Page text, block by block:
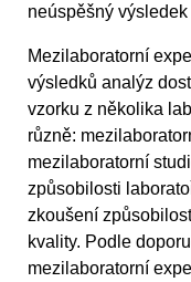
neúspěšný
Mezilaboratorní
výsledků analýz
vzorku z několika
různě:
mezilaboratorní
způsobilosti
zkoušení
kvality. Podle
mezilaboratorní